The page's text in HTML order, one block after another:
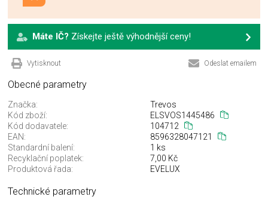
Máte IČ? Získejte ještě výhodnější ceny!
Vytisknout Odeslat emailem
Obecné parametry
Značka:
Trevos
Kód zboží:
ELSVOS1445486
Kód dodavatele:
104712
EAN:
8596328047121
Standardní balení:
1 ks
Recyklační poplatek:
7,00 Kč
Produktová řada:
EVELUX
Technické parametry